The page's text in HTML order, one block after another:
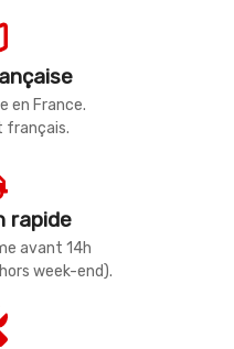
en France.
français.
rapide
avant 14h
week-end).